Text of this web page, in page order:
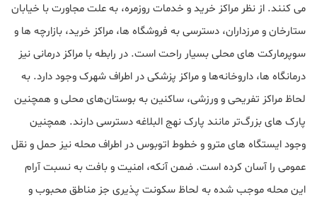
می‌ کنند. از نظر مراکز خرید و خدمات روزمره، به علت مجاورت با خیابان
ستارخان و مرزداران، دسترسی به فروشگاه‌ ها، مراکز خرید، بازارچه‌ ها و
سوپرمارکت‌ های محلی بسیار راحت است. در رابطه با مراکز درمانی نیز
درمانگاه ‌ها، داروخانه‌ها و مراکز پزشکی در اطراف شهرک وجود دارد. به
لحاظ مراکز تفریحی و ورزشی، ساکنین به بوستان‌های محلی و همچنین
پارک‌ های بزرگ‌تر مانند پارک نهج البلاغه دسترسی دارند. همچنین
وجود ایستگاه‌ های مترو و خطوط اتوبوس در اطراف محله نیز حمل‌ و نقل
عمومی را آسان کرده است. ضمن آنکه، امنیت و بافت به نسبت آرام
این محله موجب شده به لحاظ سکونت‌ پذیری جز مناطق محبوب و